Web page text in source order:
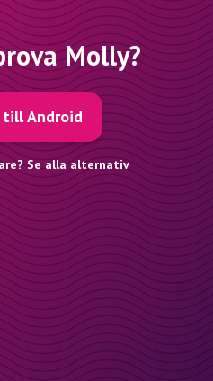
Molly?
till Android
Se alla alternativ